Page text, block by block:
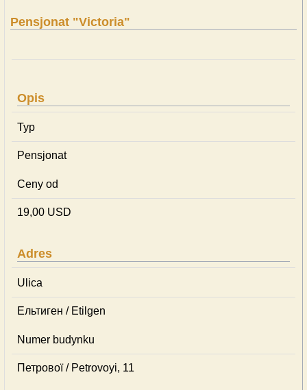
Pensjonat "Victoria"
Opis
Typ
Pensjonat
Ceny od
19,00 USD
Adres
Ulica
Ельтиген / Etilgen
Numer budynku
Петрової / Petrovoyi, 11